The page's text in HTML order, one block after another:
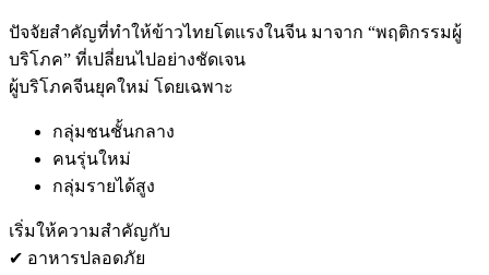
ปัจจัยสำคัญที่ทำให้ข้าวไทยโตแรงในจีน มาจาก “พฤติกรรมผู้
บริโภค” ที่เปลี่ยนไปอย่างชัดเจน
ผู้บริโภคจีนยุคใหม่ โดยเฉพาะ
กลุ่มชนชั้นกลาง
คนรุ่นใหม่
กลุ่มรายได้สูง
เริ่มให้ความสำคัญกับ
✔ อาหารปลอดภัย